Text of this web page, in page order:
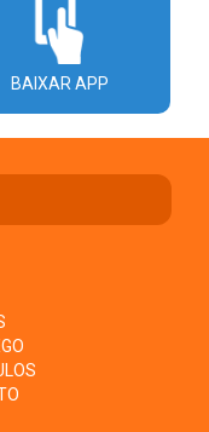
BAIXAR APP